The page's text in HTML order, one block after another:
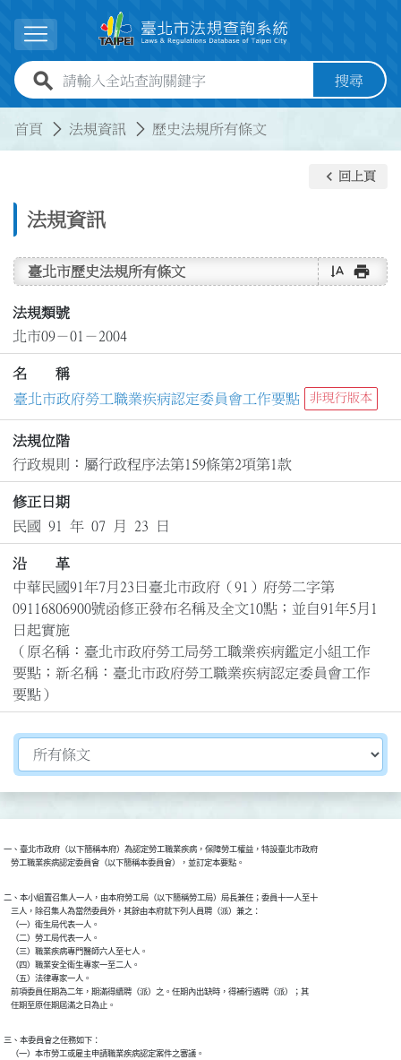
展開選單
全站查詢關鍵字欄位 搜尋
首頁 法規資訊 歷史法規所有條文
法規資訊
keyboard_arrow_left 回上頁
臺北市歷史法規所有條文 text_rotate_vertical print
法規類號
北市09－01－2004
名 稱
臺北市政府勞工職業疾病認定委員會工作要點
非現行版本
法規位階
行政規則：屬行政程序法第159條第2項第1款
修正日期
民國 91 年 07 月 23 日
沿 革
中華民國91年7月23日臺北市政府（91）府勞二字第
09116806900號函修正發布名稱及全文10點；並自91年5月1
日起實施
（原名稱：臺北市政府勞工局勞工職業疾病鑑定小組工作
要點；新名稱：臺北市政府勞工職業疾病認定委員會工作
要點）
切換選擇法規資訊內容
一、臺北巿政府（以下簡稱本府）為認定勞工職業疾病，保障勞工權益，特設臺北巿政府
二、本小組置召集人一人，由本府勞工局（以下簡稱勞工局）局長兼任；委員十一人至十
    三人，除召集人為當然委員外，其餘由本府就下列人員聘（派）兼之：
    （一）衛生局代表一人。
    （二）勞工局代表一人。
    （三）職業疾病專門醫師六人至七人。
    （四）職業安全衛生專家一至二人。
    （五）法律專家一人。
    前項委員任期為二年，期滿得續聘（派）之。任期內出缺時，得補行遴聘（派）；其
三、本委員會之任務如下：
    （一）本巿勞工或雇主申請職業疾病認定案件之審議。